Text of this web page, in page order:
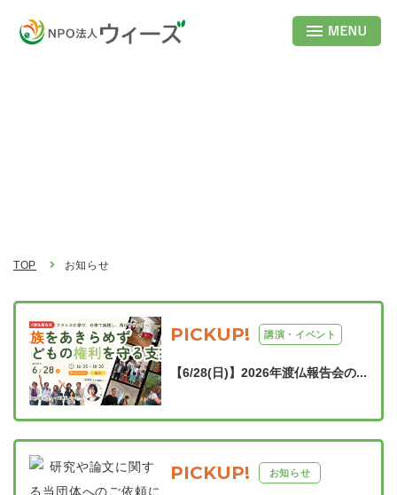
TOP お知らせ
PICKUP! 講演・イベント
【6/28(日)】2026年渡仏報告会の...
PICKUP! お知らせ